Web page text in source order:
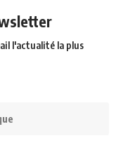
l'actualité la plus